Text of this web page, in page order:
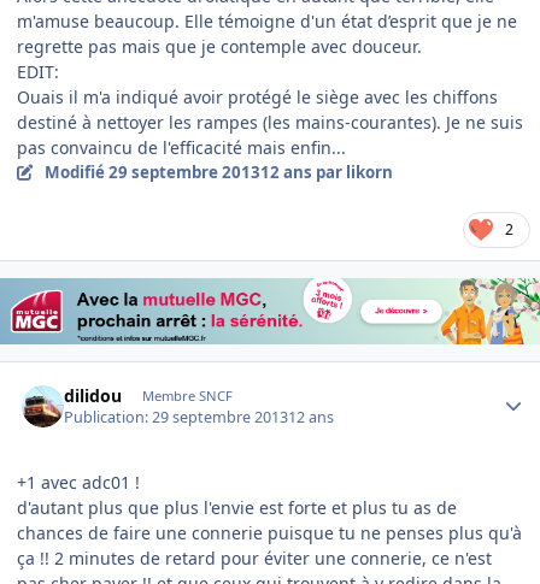
m'amuse beaucoup. Elle témoigne d'un état d’esprit que je ne
regrette pas mais que je contemple avec douceur.
EDIT:
Ouais il m'a indiqué avoir protégé le siège avec les chiffons
destiné à nettoyer les rampes (les mains-courantes). Je ne suis
pas convaincu de l'efficacité mais enfin...
Modifié29 septembre 201312 ans par likorn
2
dilidou Membre SNCF
Publication:29 septembre 201312 ans
+1 avec adc01 !
d'autant plus que plus l'envie est forte et plus tu as de
chances de faire une connerie puisque tu ne penses plus qu'à
ça !! 2 minutes de retard pour éviter une connerie, ce n'est